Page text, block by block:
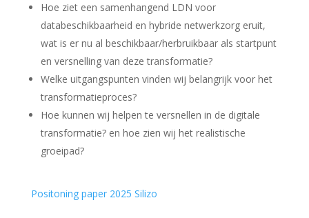
Hoe ziet een samenhangend LDN voor
databeschikbaarheid en hybride netwerkzorg eruit,
wat is er nu al beschikbaar/herbruikbaar als startpunt
en versnelling van deze transformatie?
Welke uitgangspunten vinden wij belangrijk voor het
transformatieproces?
Hoe kunnen wij helpen te versnellen in de digitale
transformatie? en hoe zien wij het realistische
groeipad?
Positoning paper 2025 Silizo